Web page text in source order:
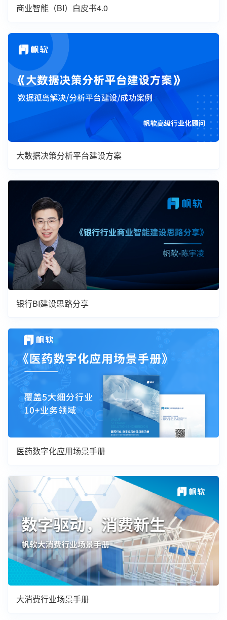
商业智能（BI）白皮书4.0
大数据决策分析平台建设方案
银行BI建设思路分享
医药数字化应用场景手册
大消费行业场景手册